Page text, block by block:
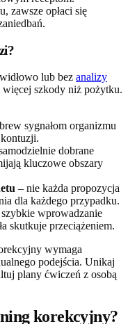
zawsze opłaci się
lub bez analizy
szkody niż pożytku.
sygnałom organizmu
dobrane
kluczowe obszary
– nie każda propozycja
dla każdego przypadku.
wprowadzanie
skutkuje przeciążeniem.
wymaga
podejścia. Unikaj
plany ćwiczeń z osobą
korekcyjny?